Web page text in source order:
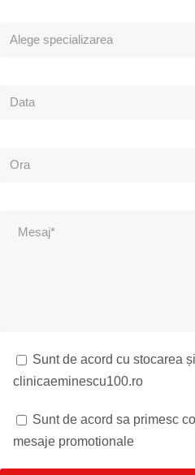
Sunt de acord cu stocarea
clinicaeminescu100.ro
Sunt de acord sa primesc
mesaje promotionale